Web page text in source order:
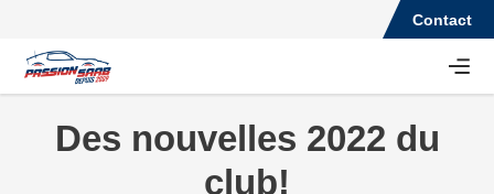
Contact
Des nouvelles 2022 du
club!